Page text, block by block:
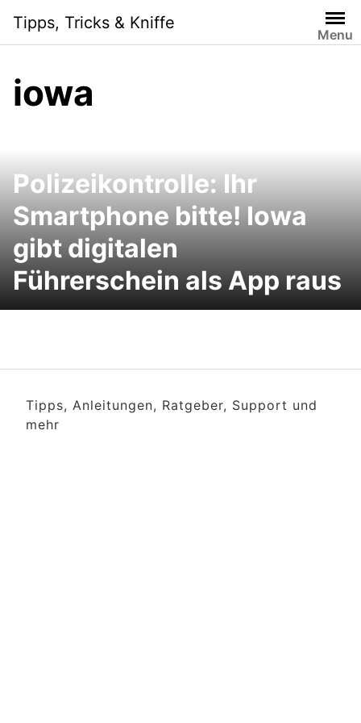
content
Tipps, Tricks & Kniffe
Menu
iowa
Polizeikontrolle: Ihr
Smartphone bitte! Iowa
gibt digitalen
Führerschein als App raus
Tipps, Anleitungen, Ratgeber, Support und
mehr